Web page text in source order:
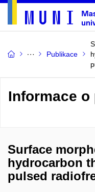
Publikace
Informace
Surface
hydrocarbon
pulsed